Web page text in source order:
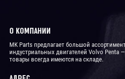
О КОМПАНИИ
MK Parts предлагает большой
индустриальных двигателей Volvo Penta
товары всегда имеются на складе.